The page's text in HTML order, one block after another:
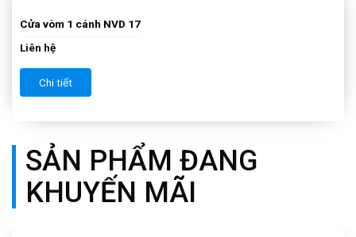
Cửa vòm 1 cánh NVD 16
Liên hệ
Chi tiết
SẢN PHẨM ĐANG
KHUYẾN MÃI